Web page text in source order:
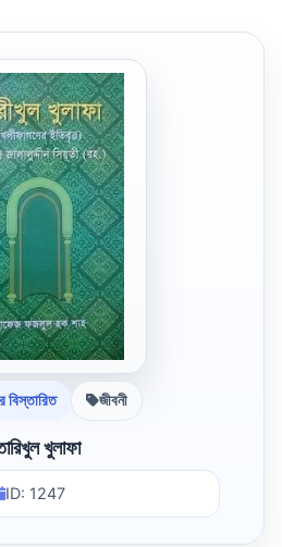
বিস্তারিত জীবনী
খুলাফা
ID: 1247